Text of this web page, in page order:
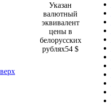
Указан
валютный
эквивалент
цены в
белорусских
рублях54 $